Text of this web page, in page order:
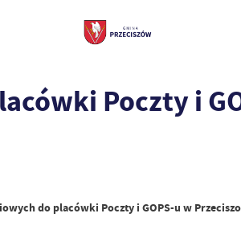
Poczty i
do placówki Poczty i GOPS-u w